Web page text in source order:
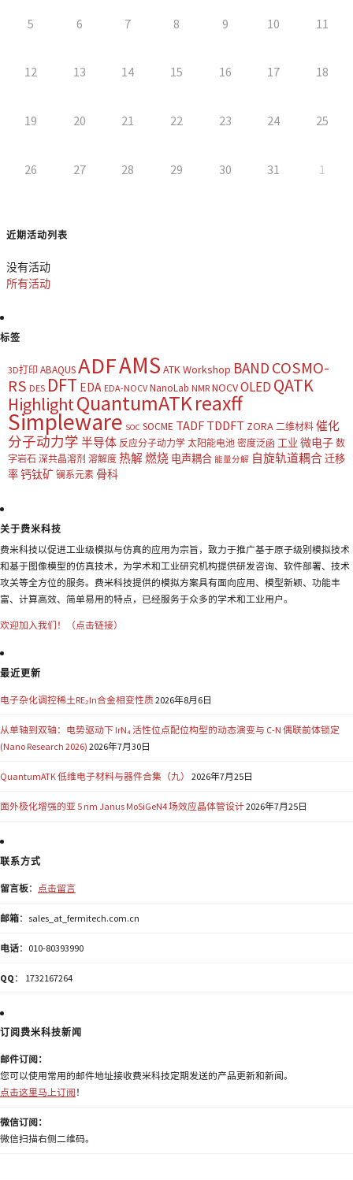
5 6 7 8 9 10 11
12 13 14 15 16 17 18
19 20 21 22 23 24 25
26 27 28 29 30 31 1
近期活动列表
没有活动
所有活动
标签
3D打印 ABAQUSADFAMS ATK Workshop BAND COSMO-
RS DES DFT EDA EDA-NOCV NanoLab NMR NOCVOLED QATK
HighlightQuantumATKreaxff
Simpleware SOC SOCME TADF TDDFT ZORA 二维材料 催化
分子动力学 半导体 反应分子动力学 太阳能电池 密度泛函 工业 微电子 数
字岩石 深共晶溶剂 溶解度 热解燃烧 电声耦合 能量分解 自旋轨道耦合迁移
率钙钛矿 镧系元素 骨科
关于费米科技
费米科技以促进工业级模拟与仿真的应用为宗旨，致力于推广基于原子级别模拟技术
和基于图像模型的仿真技术，为学术和工业研究机构提供研发咨询、软件部署、技术
攻关等全方位的服务。费米科技提供的模拟方案具有面向应用、模型新颖、功能丰
富、计算高效、简单易用的特点，已经服务于众多的学术和工业用户。
欢迎加入我们！（点击链接）
最近更新
电子杂化调控稀土RE₂In合金相变性质2026年8月6日
从单轴到双轴：电势驱动下 IrN₄ 活性位点配位构型的动态演变与 C-N 偶联前体锁定
(Nano Research 2026) 2026年7月30日
QuantumATK 低维电子材料与器件合集（九） 2026年7月25日
面外极化增强的亚 5 nm Janus MoSiGeN4 场效应晶体管设计2026年7月25日
联系方式
留言板： 点击留言
邮箱：sales_at_fermitech.com.cn
电话：010-80393990
QQ ： 1732167264
订阅费米科技新闻
邮件订阅：
您可以使用常用的邮件地址接收费米科技定期发送的产品更新和新闻。
点击这里马上订阅 ！
微信订阅：
微信扫描右侧二维码。